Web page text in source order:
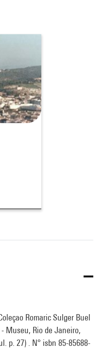
Romaric Sulger Buel
Museu, Rio de Janeiro,
p. 27) . N° isbn 85-85688-